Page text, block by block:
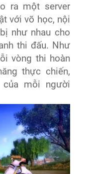
ra một server
với võ học, nội
như nhau cho
thi đấu. Như
vòng thi hoàn
thực chiến,
của mỗi người